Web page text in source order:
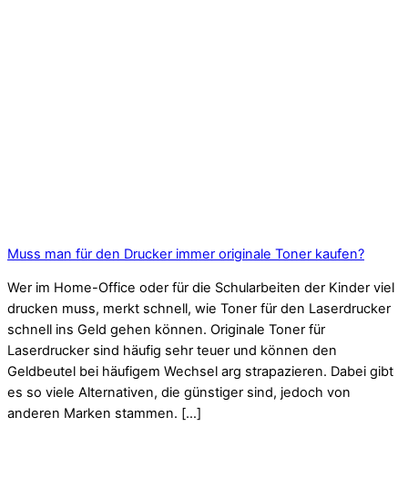
Muss man für den Drucker immer originale Toner kaufen?
Wer im Home-Office oder für die Schularbeiten der Kinder viel
drucken muss, merkt schnell, wie Toner für den Laserdrucker
schnell ins Geld gehen können. Originale Toner für
Laserdrucker sind häufig sehr teuer und können den
Geldbeutel bei häufigem Wechsel arg strapazieren. Dabei gibt
es so viele Alternativen, die günstiger sind, jedoch von
anderen Marken stammen. […]